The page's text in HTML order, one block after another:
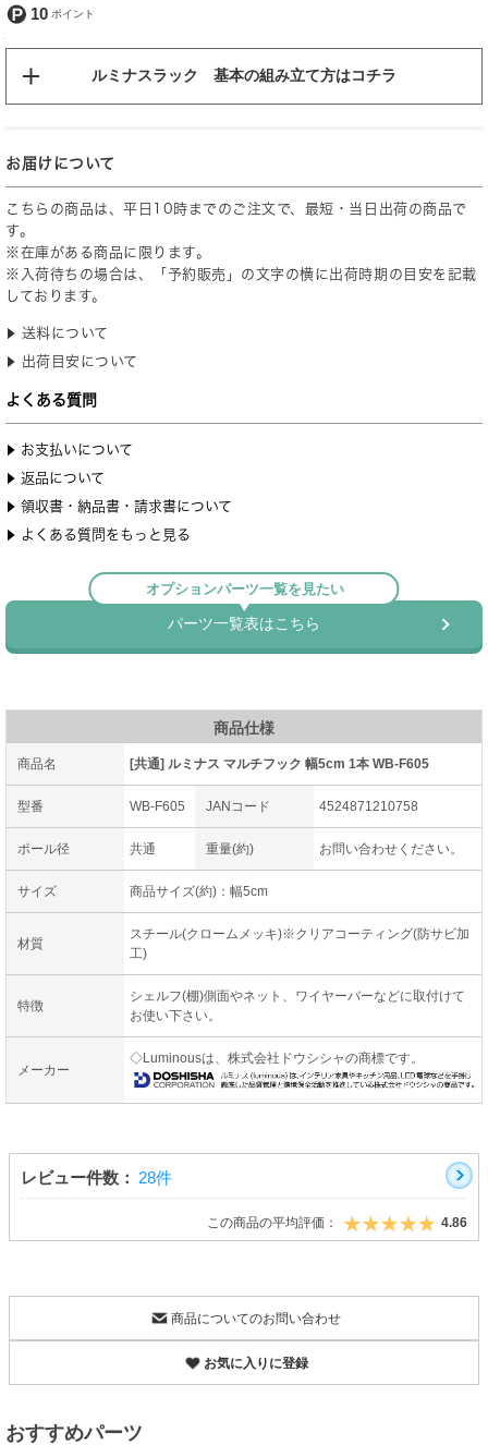
10
ルミナスラック 基本の組み立て方はコチラ
商品仕様
商品名 [共通] ルミナス マルチフック 幅5cm 1本 WB-F605
型番 WB-F605 JANコード 4524871210758
ポール径 共通 重量(約) お問い合わせください。
サイズ 商品サイズ(約)：幅5cm
材質
スチール(クロームメッキ)※クリアコーティング(防サビ加
工)
特徴
シェルフ(棚)側面やネット、ワイヤーバーなどに取付けて
お使い下さい。
メーカー
◇Luminousは、株式会社ドウシシャの商標です。
レビュー件数： 28件
この商品の平均評価： 4.86
商品についてのお問い合わせ
お気に入りに登録
おすすめパーツ